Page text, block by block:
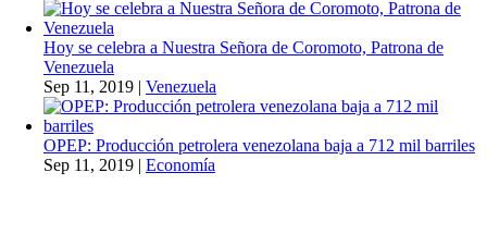
Hoy se celebra a Nuestra Señora de Coromoto, Patrona de
Venezuela
Sep 11, 2019 | Venezuela
OPEP: Producción petrolera venezolana baja a 712 mil barriles
Sep 11, 2019 | Economía